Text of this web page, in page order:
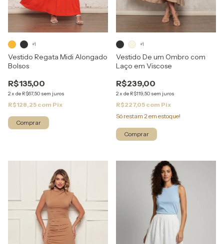
Vestido Regata Midi Alongado
Bolsos
R$135,00
2x de R$67,50 sem juros
R$128,25 com Pix
+1
Comprar
Vestido De um Ombro com
Laço em Viscose
R$239,00
2x de R$119,50 sem juros
R$227,05 com Pix
Só restam 2em estoque!
+1
Comprar